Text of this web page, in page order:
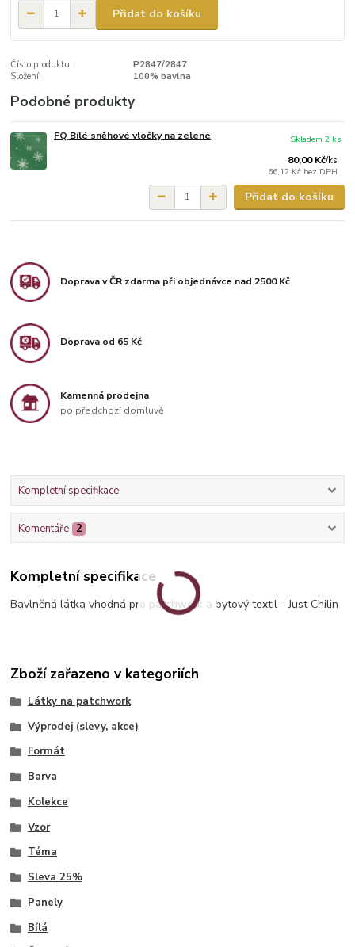
Přidat do košíku
Číslo produktu:
P2847/2847
Složení:
100% bavlna
Podobné produkty
FQ Bílé sněhové vločky na zelené
80,00 Kč/ks
66,12 Kč bez DPH
Skladem 2 ks
Přidat do košíku
Doprava v ČR zdarma při objednávce nad 2500 Kč
Doprava od 65 Kč
Kamenná prodejna
po předchozí domluvě
Kompletní specifikace
Komentáře 2
Kompletní specifikace
Bavlněná látka vhodná pro patchwork a bytový textil - Just Chilin
Zboží zařazeno v kategoriích
Látky na patchwork
Výprodej (slevy, akce)
Formát
Barva
Kolekce
Vzor
Téma
Sleva 25%
Panely
Bílá